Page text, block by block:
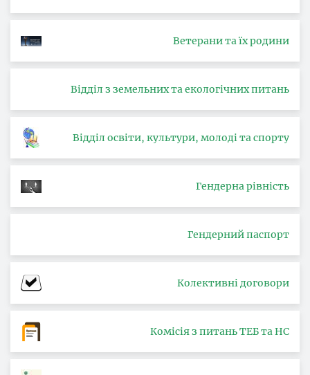
Ветерани та їх родини
Відділ з земельних та екологічних питань
Відділ освіти, культури, молоді та спорту
Гендерна рівність
Гендерний паспорт
Колективні договори
Комісія з питань ТЕБ та НС